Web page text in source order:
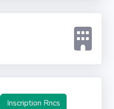
Inscription Rncs